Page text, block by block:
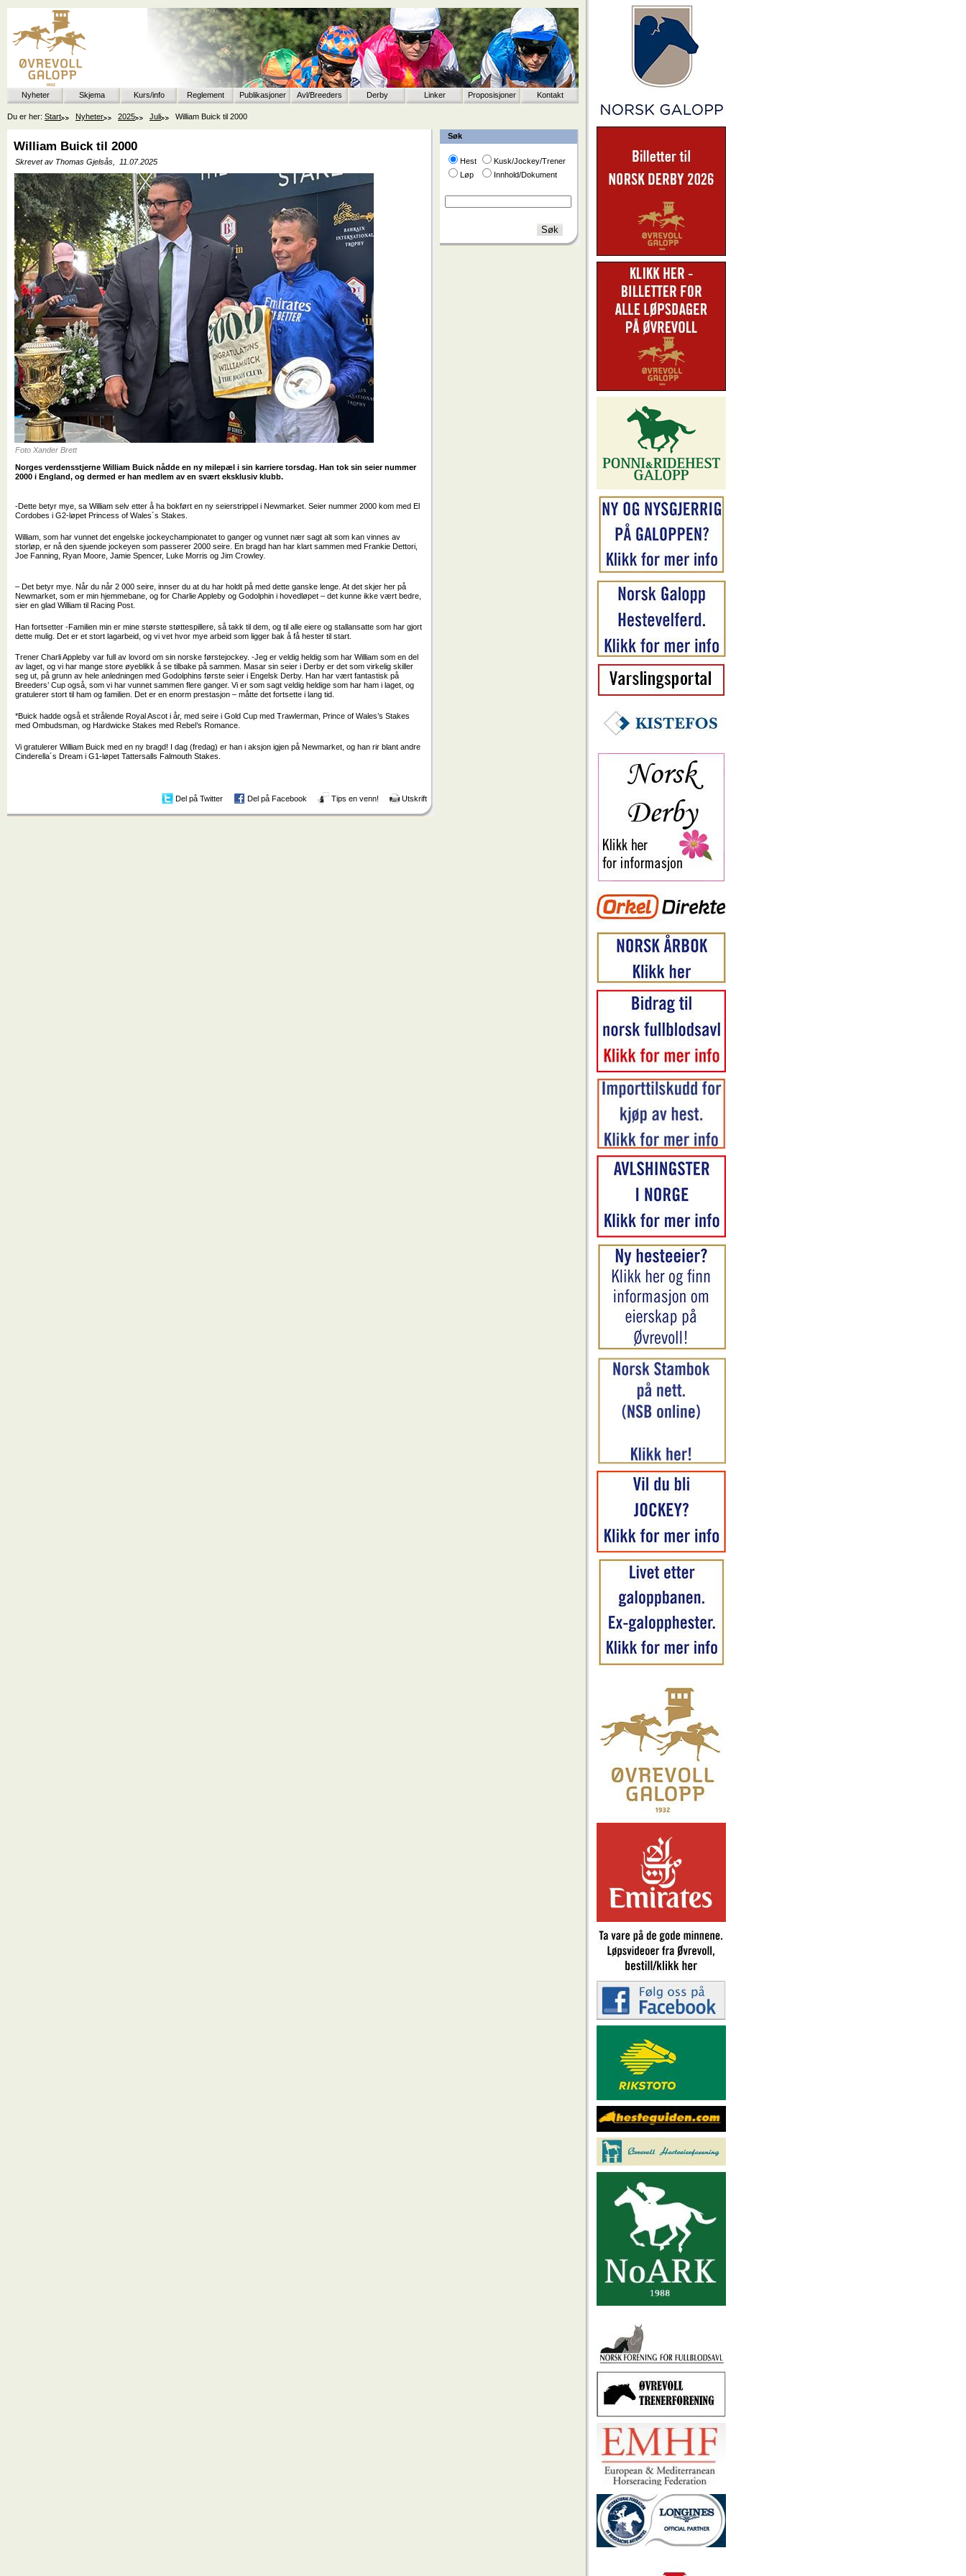
Nyheter Skjema Kurs/info Reglement Publikasjoner Avl/Breeders Derby Linker Proposisjoner Kontakt
Du er her: Start Nyheter 2025 Juli William Buick til 2000
Søk
Hest
Kusk/Jockey/Trener
Løp
Innhold/Dokument
William Buick til 2000
Skrevet av Thomas Gjelsås, 11.07.2025
Foto Xander Brett
Norges verdensstjerne William Buick nådde en ny milepæl i sin karriere torsdag. Han tok sin seier nummer
2000 i England, og dermed er han medlem av en svært eksklusiv klubb.
-Dette betyr mye, sa William selv etter å ha bokført en ny seierstrippel i Newmarket. Seier nummer 2000 kom med El
Cordobes i G2-løpet Princess of Wales´s Stakes.
William, som har vunnet det engelske jockeychampionatet to ganger og vunnet nær sagt alt som kan vinnes av
storløp, er nå den sjuende jockeyen som passerer 2000 seire. En bragd han har klart sammen med Frankie Dettori,
Joe Fanning, Ryan Moore, Jamie Spencer, Luke Morris og Jim Crowley.
– Det betyr mye. Når du når 2 000 seire, innser du at du har holdt på med dette ganske lenge. At det skjer her på
Newmarket, som er min hjemmebane, og for Charlie Appleby og Godolphin i hovedløpet – det kunne ikke vært bedre,
sier en glad William til Racing Post.
Han fortsetter -Familien min er mine største støttespillere, så takk til dem, og til alle eiere og stallansatte som har gjort
dette mulig. Det er et stort lagarbeid, og vi vet hvor mye arbeid som ligger bak å få hester til start.
Trener Charli Appleby var full av lovord om sin norske førstejockey. -Jeg er veldig heldig som har William som en del
av laget, og vi har mange store øyeblikk å se tilbake på sammen. Masar sin seier i Derby er det som virkelig skiller
seg ut, på grunn av hele anledningen med Godolphins første seier i Engelsk Derby. Han har vært fantastisk på
Breeders’ Cup også, som vi har vunnet sammen flere ganger. Vi er som sagt veldig heldige som har ham i laget, og
gratulerer stort til ham og familien. Det er en enorm prestasjon – måtte det fortsette i lang tid.
*Buick hadde også et strålende Royal Ascot i år, med seire i Gold Cup med Trawlerman, Prince of Wales’s Stakes
med Ombudsman, og Hardwicke Stakes med Rebel’s Romance.
Vi gratulerer William Buick med en ny bragd! I dag (fredag) er han i aksjon igjen på Newmarket, og han rir blant andre
Cinderella´s Dream i G1-løpet Tattersalls Falmouth Stakes.
Del på Twitter Del på Facebook Tips en venn! Utskrift